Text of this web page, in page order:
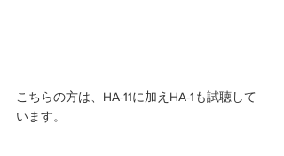
こちらの方は、HA-11に加えHA-1も試聴して
います。